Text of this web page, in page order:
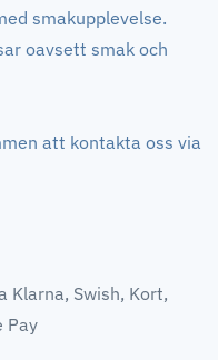
smakupplevelse.
oavsett smak och
att kontakta oss via